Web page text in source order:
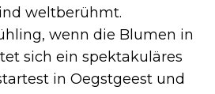
weltberühmt.
wenn die Blumen in
sich ein spektakuläres
in Oegstgeest und